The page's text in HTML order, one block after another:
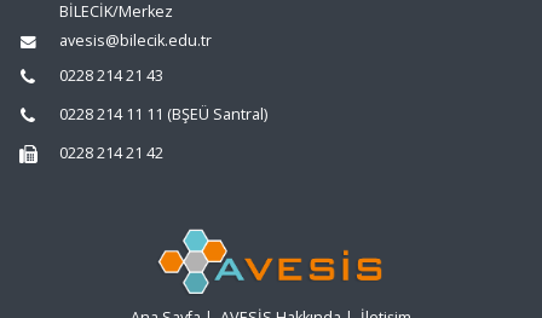
BİLECİK/Merkez
avesis@bilecik.edu.tr
0228 214 21 43
0228 214 11 11 (BŞEÜ Santral)
0228 214 21 42